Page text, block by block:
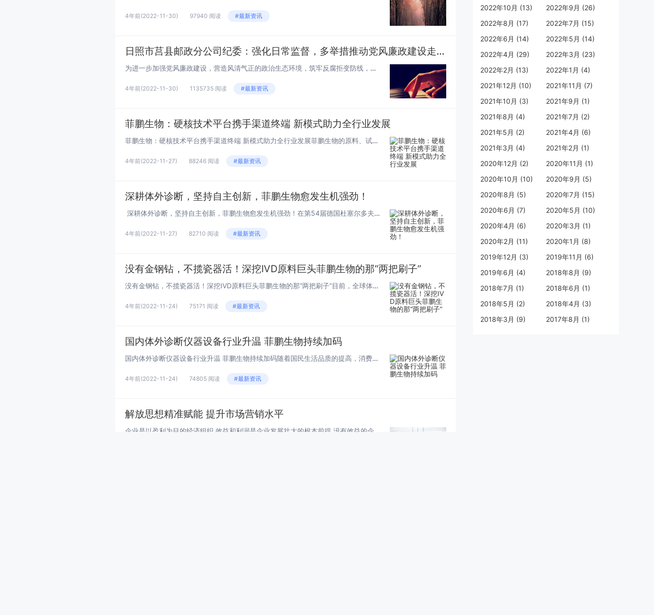
4年前(2022-11-30) 97940 阅读 #最新资讯
日照市莒县邮政分公司纪委：强化日常监督，多举措推动党风廉政建设走向深入
为进一步加强党风廉政建设，营造风清气正的政治生态环境，筑牢反腐拒变防线，日照市莒县邮政分公司纪委坚决贯彻落实县公司党委党风廉政建设工作安排，积极发挥监督保障执行，促进完善发展作用，结合实际工作，认真研究方案，细化对接举措，扎实开展各项工作，...
4年前(2022-11-30) 1135735 阅读 #最新资讯
菲鹏生物：硬核技术平台携手渠道终端 新模式助力全行业发展
菲鹏生物：硬核技术平台携手渠道终端 新模式助力全行业发展菲鹏生物的原料、试剂、平台+华润医疗的渠道、终端，会擦出怎样的火花？近日，菲鹏生物与华润医疗器械达成深入战略合作，双方将共同打造开放、包容的IVD开放平台生态，以生态合作的方式打通产业...
4年前(2022-11-27) 88246 阅读 #最新资讯
深耕体外诊断，坚持自主创新，菲鹏生物愈发生机强劲！
深耕体外诊断，坚持自主创新，菲鹏生物愈发生机强劲！在第54届德国杜塞尔多夫国际医院及医疗设备用品展览会（MEDICA 2022）上，菲鹏生物全方位展示了优秀的IVD试剂核心原料、试剂解决方案和开放仪器平台全产品线，完整的生态产品...
4年前(2022-11-27) 82710 阅读 #最新资讯
没有金钢钻，不揽瓷器活！深挖IVD原料巨头菲鹏生物的那“两把刷子”
没有金钢钻，不揽瓷器活！深挖IVD原料巨头菲鹏生物的那“两把刷子”目前，全球体外诊断试剂原料市场突出地体现为参与者众多、个体规模较小、行业高度分散的特点，然而高度分散的竞争格局为各参与者提供了充分的增长空间，专业试剂原料供应商，凭借完善的技...
4年前(2022-11-24) 75171 阅读 #最新资讯
国内体外诊断仪器设备行业升温 菲鹏生物持续加码
国内体外诊断仪器设备行业升温 菲鹏生物持续加码随着国民生活品质的提高，消费者对于医疗设备、医疗环境等要求随之提升，在体外诊断仪器设备领域出现了竞争红海，其中不乏海外、国内的诸多巨头。今天小编带大家细数那些竞争激烈的体外诊断仪器设备，而这其中...
4年前(2022-11-24) 74805 阅读 #最新资讯
解放思想精准赋能 提升市场营销水平
2022年10月 (13)
2022年9月 (26)
2022年8月 (17)
2022年7月 (15)
2022年6月 (14)
2022年5月 (14)
2022年4月 (29)
2022年3月 (23)
2022年2月 (13)
2022年1月 (4)
2021年12月 (10)
2021年11月 (7)
2021年10月 (3)
2021年9月 (1)
2021年8月 (4)
2021年7月 (2)
2021年5月 (2)
2021年4月 (6)
2021年3月 (4)
2021年2月 (1)
2020年12月 (2)
2020年11月 (1)
2020年10月 (10)
2020年9月 (5)
2020年8月 (5)
2020年7月 (15)
2020年6月 (7)
2020年5月 (10)
2020年4月 (6)
2020年3月 (1)
2020年2月 (11)
2020年1月 (8)
2019年12月 (3)
2019年11月 (6)
2019年6月 (4)
2018年8月 (9)
2018年7月 (1)
2018年6月 (1)
2018年5月 (2)
2018年4月 (3)
2018年3月 (9)
2017年8月 (1)